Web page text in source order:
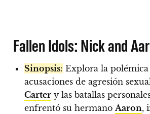
Fallen Idols: Nick and
Sinopsis: Explora la
acusaciones de agresión
Carter y las batallas
enfrentó su hermanoAaron,